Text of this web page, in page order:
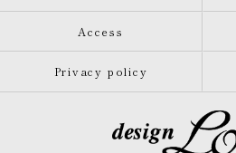
Access
Privacy policy